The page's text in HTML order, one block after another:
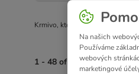
Krmivo, které bere v potaz
1 - 48 of 378 výsledků
Na našich
Používáme
webových
marketingové